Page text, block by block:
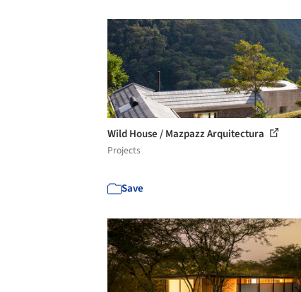
Wild House / Mazpazz Arquitectura
Projects
Save